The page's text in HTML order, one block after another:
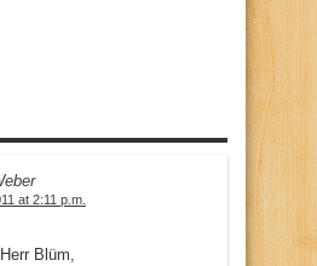
at 2:11 p.m.
Blüm,